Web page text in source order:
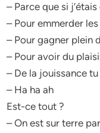
– Parce que si
– Pour emmerder
– Pour gagner plein
– Pour avoir du
– De la jouissance
– Ha ha ah
Est-ce tout ?
– On est sur terre